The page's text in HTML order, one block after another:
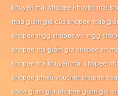
khuyến mãi shopee khuyến mãi
maã giảm giá của shopee maã
shopee mgg shopee.vn mgg
shopee mã giảm giá shopee.vn
shopee mã khuyến mãi shopee
shopee phiếu voucher shopee
code giam gia shopee giam gia